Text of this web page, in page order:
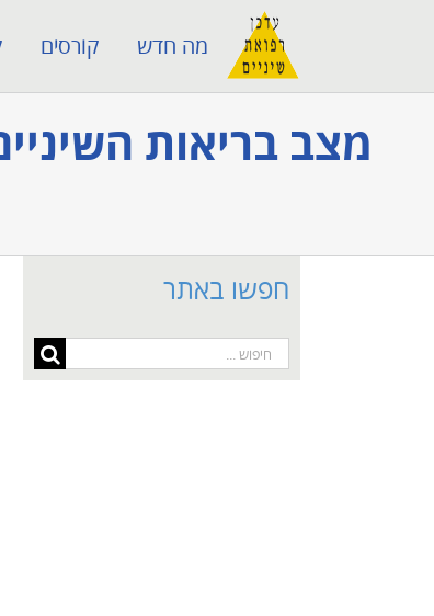
מה חדש קורסים
מצב בריאות
חפשו באתר
חיפוש...